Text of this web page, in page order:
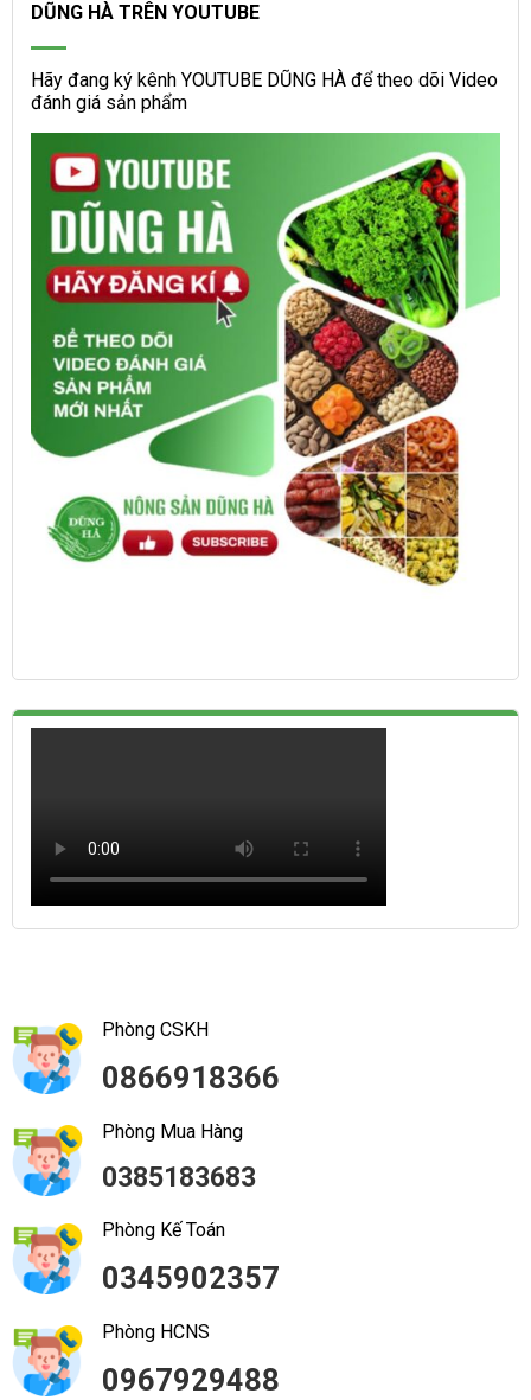
DŨNG HÀ TRÊN YOUTUBE
Hãy đang ký kênh YOUTUBE DŨNG HÀ để theo dõi Video
đánh giá sản phẩm
Phòng CSKH
0866918366
Phòng Mua Hàng
0385183683
Phòng Kế Toán
0345902357
Phòng HCNS
0967929488